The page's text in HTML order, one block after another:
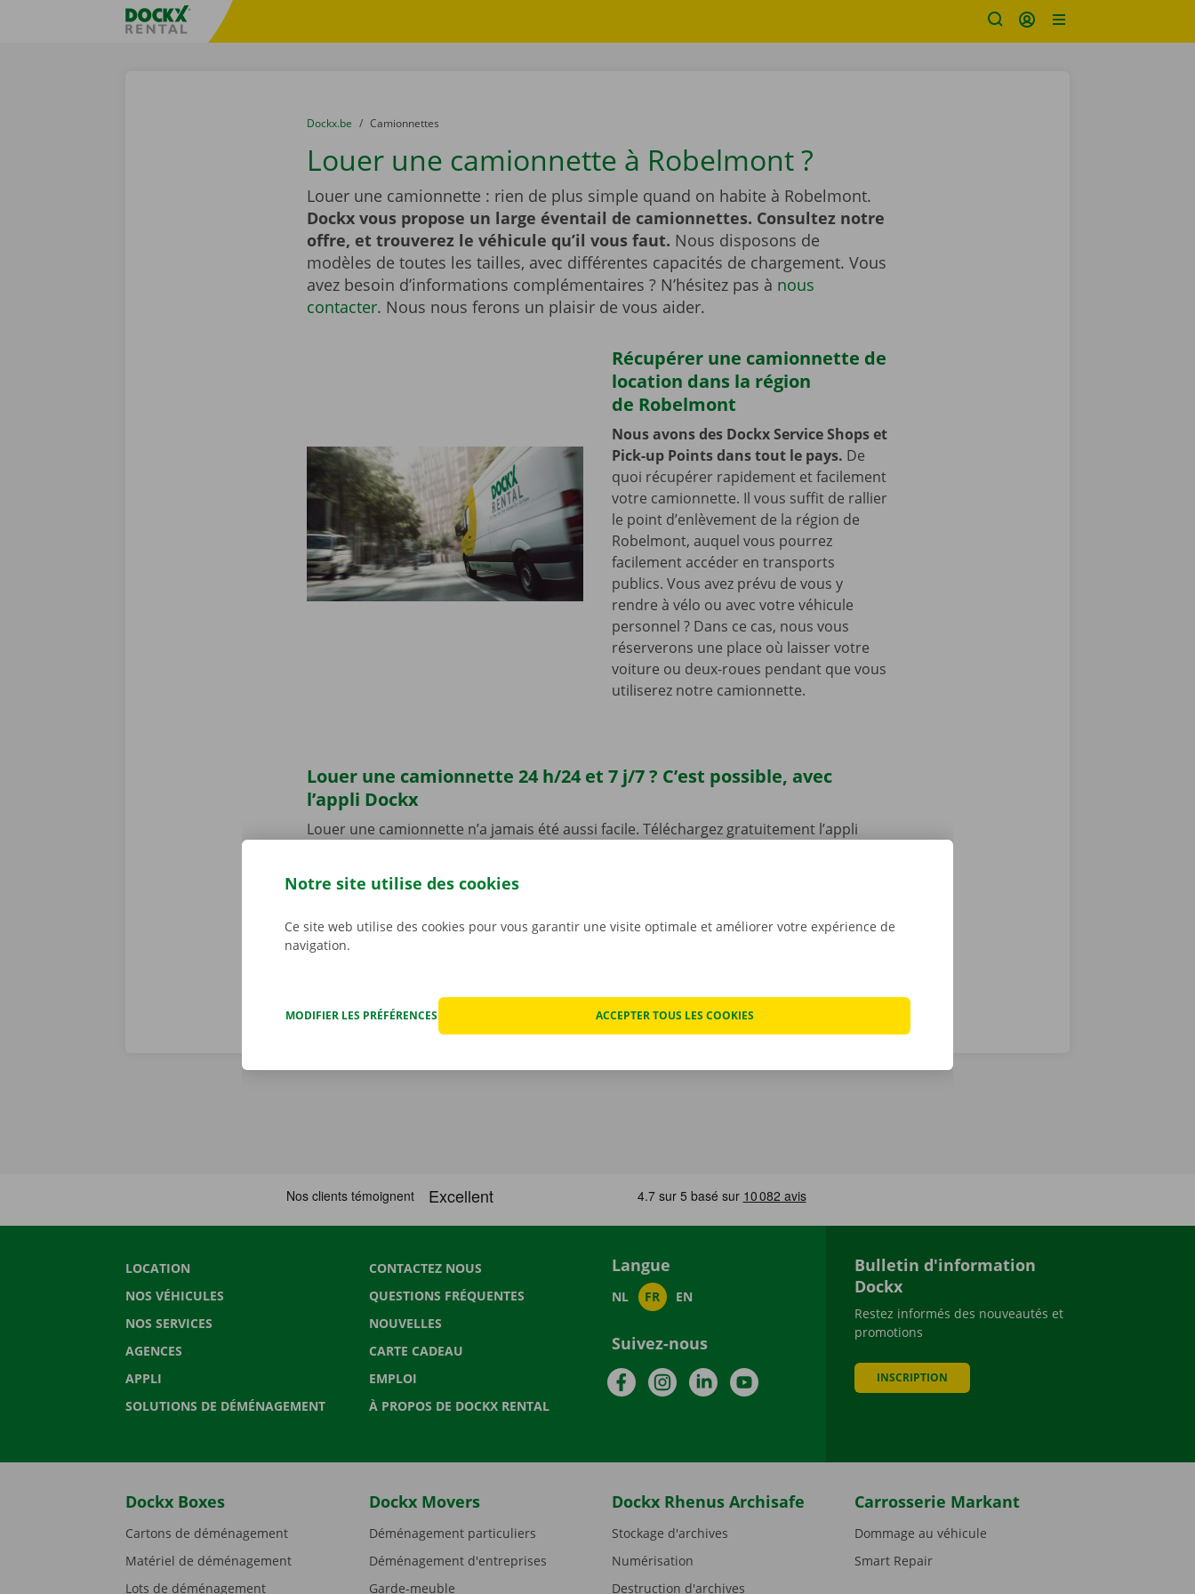
sitename
You are here:
du
Dockx.be to
Camionnettes
Louer une camionnette à Robelmont ?
Louer une camionnette : rien de plus simple quand on habite à Robelmont.
Dockx vous propose un large éventail de camionnettes. Consultez notre
offre, et trouverez le véhicule qu’il vous faut. Nous disposons de
modèles de toutes les tailles, avec différentes capacités de chargement. Vous
avez besoin d’informations complémentaires ? N’hésitez pas à nous
contacter. Nous nous ferons un plaisir de vous aider.
Récupérer une camionnette de
location dans la région
de Robelmont
Nous avons des Dockx Service Shops et
Pick-up Points dans tout le pays. De
quoi récupérer rapidement et facilement
votre camionnette. Il vous suffit de rallier
le point d’enlèvement de la région de
Robelmont, auquel vous pourrez
facilement accéder en transports
publics. Vous avez prévu de vous y
rendre à vélo ou avec votre véhicule
personnel ? Dans ce cas, nous vous
réserverons une place où laisser votre
voiture ou deux-roues pendant que vous
utiliserez notre camionnette.
Louer une camionnette 24 h/24 et 7 j/7 ? C’est possible, avec
l’appli Dockx
Louer une camionnette n’a jamais été aussi facile. Téléchargez gratuitement l’appli
mieux à votre situation. Payez via l’appli, et récupérez votre véhicule de location dans
LOCATION
NOS VÉHICULES
NOS SERVICES
AGENCES
APPLI
SOLUTIONS DE DÉMÉNAGEMENT
CONTACTEZ NOUS
QUESTIONS FRÉQUENTES
NOUVELLES
CARTE CADEAU
EMPLOI
À PROPOS DE DOCKX RENTAL
Langue
NL FR EN
Suivez-nous
FacebookInstagramLinkedInYouTube
Bulletin d'information
Dockx
Restez informés des nouveautés et
promotions
INSCRIPTION
Dockx Boxes
Cartons de déménagement
Matériel de déménagement
Lots de déménagement
Dockx Movers
Déménagement particuliers
Déménagement d'entreprises
Garde-meuble
Dockx Rhenus Archisafe
Stockage d'archives
Numérisation
Destruction d'archives
Carrosserie Markant
Dommage au véhicule
Smart Repair
Notre site utilise des cookies
Ce site web utilise des cookies pour vous garantir une visite optimale et améliorer votre expérience de
navigation.
MODIFIER LES PRÉFÉRENCES ACCEPTER TOUS LES COOKIES